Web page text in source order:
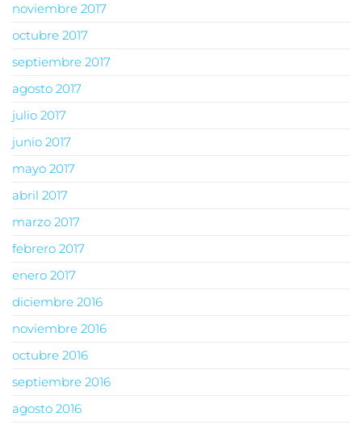
noviembre 2017
octubre 2017
septiembre 2017
agosto 2017
julio 2017
junio 2017
mayo 2017
abril 2017
marzo 2017
febrero 2017
enero 2017
diciembre 2016
noviembre 2016
octubre 2016
septiembre 2016
agosto 2016